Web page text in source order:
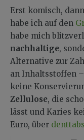
Erst komisch,
habe ich auf den
habe mich
nachhaltige,
Alternative zur
an Inhaltsstoffen
keine
Zellulose, die
lässt und Karies
Euro, über